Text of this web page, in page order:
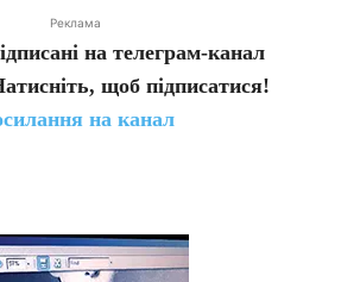
Реклама
на телеграм-канал
щоб підписатися!
на канал